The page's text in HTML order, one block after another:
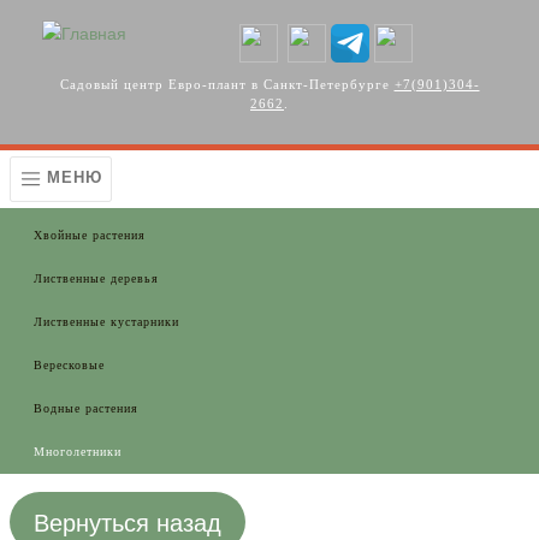
Садовый центр Евро-плант в Санкт-Петербурге +7(901)304-
2662
МЕНЮ
Хвойные растения
Лиственные деревья
Лиственные кустарники
Вересковые
Водные растения
Многолетники
Вернуться назад